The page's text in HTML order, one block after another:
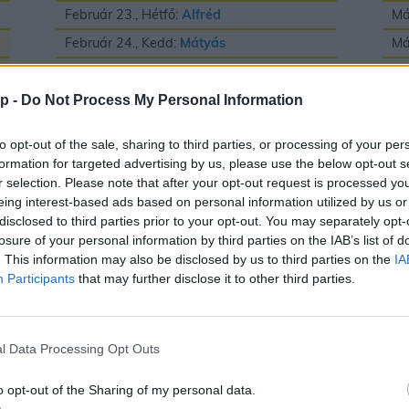
- Do Not Process My Personal Information
opt-out of the sale, sharing to third parties, or processing of your
for targeted advertising by us, please use the below opt-out
selection. Please note that after your opt-out request is processed
interest-based ads based on personal information utilized by us
to third parties prior to your opt-out. You may separately
of your personal information by third parties on the IAB’s list of
This information may also be disclosed by us to third parties on the
Participants that may further disclose it to other third parties.
Data Processing Opt Outs
opt-out of the Sharing of my personal data.
Február 23., Hétfő: Alfréd
Február 24., Kedd: Mátyás
Február 25., Szerda:Géza
Február 26., Csütörtök:Edina
Február 28., Szombat:
Elemér
Május 2., Szombat:Zsigmond